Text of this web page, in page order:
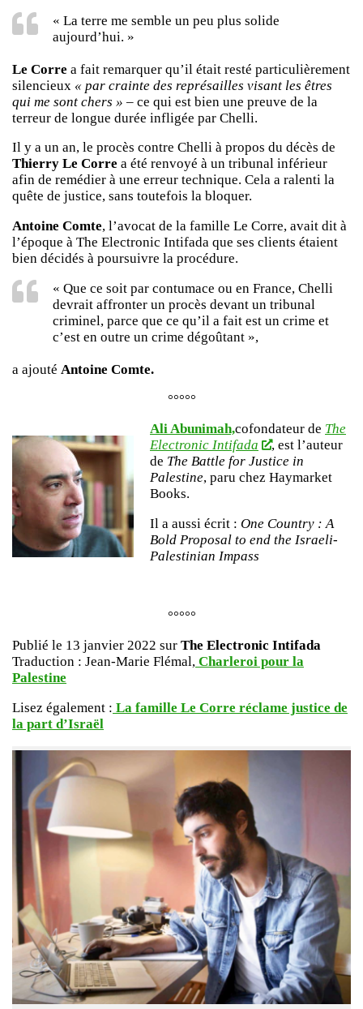
« La terre me semble un peu plus solide
aujourd’hui. »
Le Corre a fait remarquer qu’il était resté particulièrement
silencieux « par crainte des représailles visant les êtres
qui me sont chers » – ce qui est bien une preuve de la
terreur de longue durée infligée par Chelli.
Il y a un an, le procès contre Chelli à propos du décès de
Thierry Le Corre a été renvoyé à un tribunal inférieur
afin de remédier à une erreur technique. Cela a ralenti la
quête de justice, sans toutefois la bloquer.
Antoine Comte, l’avocat de la famille Le Corre, avait dit à
l’époque à The Electronic Intifada que ses clients étaient
bien décidés à poursuivre la procédure.
« Que ce soit par contumace ou en France, Chelli
devrait affronter un procès devant un tribunal
criminel, parce que ce qu’il a fait est un crime et
c’est en outre un crime dégoûtant »,
a ajouté Antoine Comte.
°°°°°
Ali Abunimah,cofondateur de The
Electronic Intifada
, est l’auteur
de The Battle for Justice in
Palestine, paru chez Haymarket
Books.
Il a aussi écrit : One Country : A
Bold Proposal to end the Israeli-
Palestinian Impass
°°°°°
Publié le 13 janvier 2022 sur The Electronic Intifada
Traduction : Jean-Marie Flémal, Charleroi pour la
Palestine
Lisez également : La famille Le Corre réclame justice de
la part d’Israël